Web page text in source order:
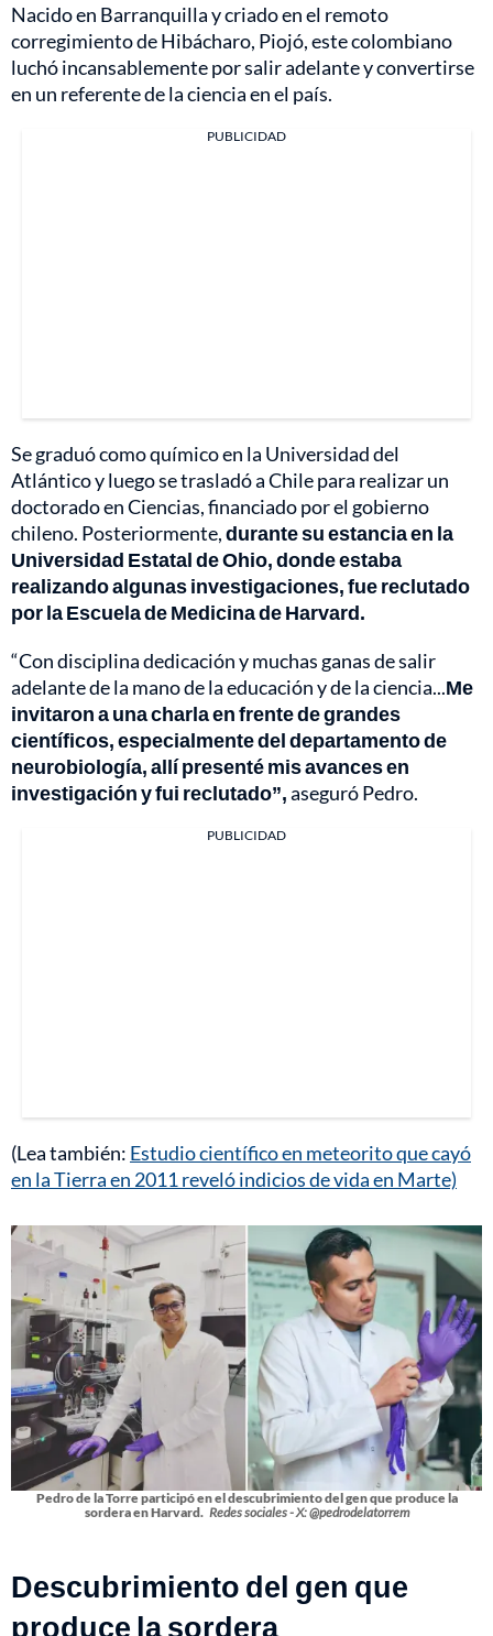
Nacido en Barranquilla y criado en el remoto
corregimiento de Hibácharo, Piojó, este colombiano
luchó incansablemente por salir adelante y convertirse
en un referente de la ciencia en el país.
PUBLICIDAD
Se graduó como químico en la Universidad del
Atlántico y luego se trasladó a Chile para realizar un
doctorado en Ciencias, financiado por el gobierno
chileno. Posteriormente,durante su estancia en la
Universidad Estatal de Ohio, donde estaba
realizando algunas investigaciones, fue reclutado
por la Escuela de Medicina de Harvard.
“Con disciplina dedicación y muchas ganas de salir
adelante de la mano de la educación y de la ciencia...Me
invitaron a una charla en frente de grandes
científicos, especialmente del departamento de
neurobiología, allí presenté mis avances en
investigación y fui reclutado”,aseguró Pedro.
PUBLICIDAD
(Lea también: Estudio científico en meteorito que cayó
en la Tierra en 2011 reveló indicios de vida en Marte)
Pedro de la Torre participó en el descubrimiento del gen que produce la
sordera en Harvard. Redes sociales - X: @pedrodelatorrem
Descubrimiento del gen que
produce la sordera